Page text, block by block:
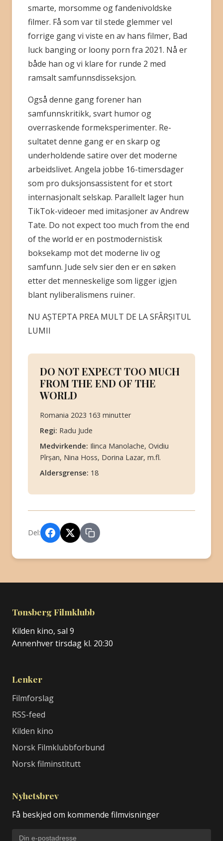
smarte, morsomme og fandenivoldske
filmer. Få som var til stede glemmer vel
forrige gang vi viste en av hans filmer, Bad
luck banging or loony porn fra 2021. Nå er
både han og vi klare for runde 2 med
ramsalt samfunnsdisseksjon.
Også denne gang forener han
samfunnskritikk, svart humor og
overraskende formeksperimenter. Re-
sultatet denne gang er en skarp og
underholdende satire over det moderne
arbeidslivet. Angela jobbe 16-timersdager
som pro duksjonsassistent for et stort
internasjonalt selskap. Parallelt lager hun
TikTok-videoer med imitasjoner av Andrew
Tate. Do not expect too much from the end
of the world er en postmodernistisk
boksekamp mot det moderne liv og
samfunn. Jude selv sier den er en søken
etter det menneskelige som ligger igjen
blant nyliberalismens ruiner.
NU AȘTEPTA PREA MULT DE LA SFÂRȘITUL
LUMII
DO NOT EXPECT TOO MUCH
FROM THE END OF THE
WORLD
Romania 2023 163 minutter
Regi: Radu Jude
Medvirkende: Ilinca Manolache, Ovidiu
Pîrșan, Nina Hoss, Dorina Lazar, m.fl.
Aldersgrense: 18
Del:
Tønsberg Filmklubb
Kilden kino, sal 9
Annenhver tirsdag kl. 20:30
Lenker
Filmforslag
RSS-feed
Kilden kino
Norsk Filmklubbforbund
Norsk filminstitutt
Nyhetsbrev
Få beskjed om kommende filmvisninger